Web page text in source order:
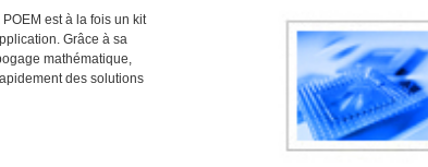
est à la fois un kit
Grâce à sa
mathématique,
des solutions